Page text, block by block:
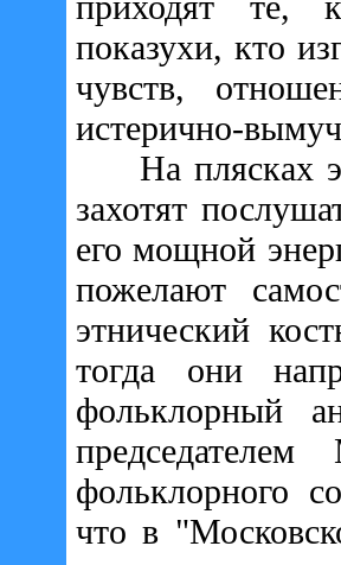
показухи, кто
чувств,
истерично-
На плясках
захотят
его мощной
пожелают
этнический
тогда они
фольклорный
председателем
фольклорного
что в